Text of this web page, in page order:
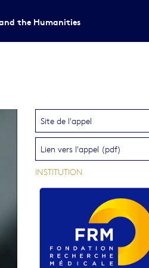
the Humanities
Site de l'appel
Lien vers l'appel (pdf)
INSTITUTION